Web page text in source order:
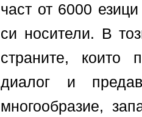
част от 6000
си носители. В
страните, които
диалог и
многообразие,